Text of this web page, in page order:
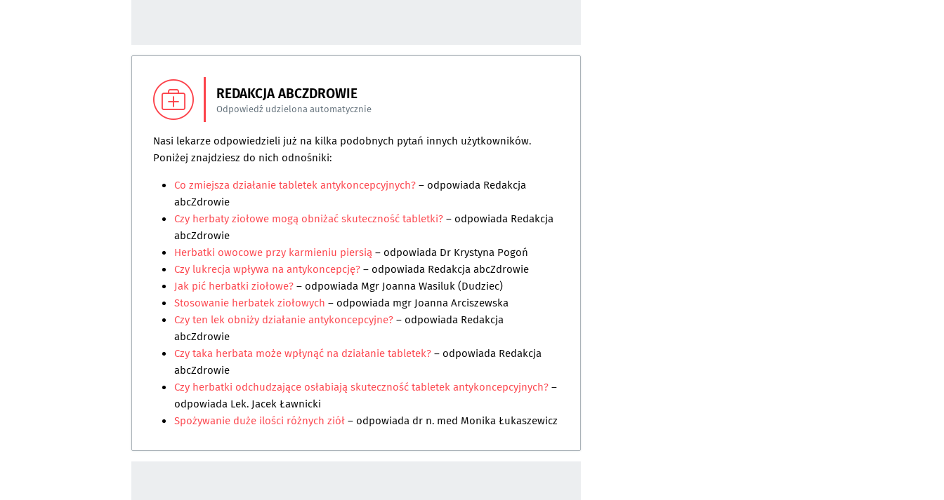
REDAKCJA ABCZDROWIE
Odpowiedź udzielona automatycznie
Nasi lekarze odpowiedzieli już na kilka podobnych pytań innych użytkowników.
Poniżej znajdziesz do nich odnośniki:
Co zmiejsza działanie tabletek antykoncepcyjnych?– odpowiada Redakcja
abcZdrowie
Czy herbaty ziołowe mogą obniżać skuteczność tabletki?– odpowiada Redakcja
abcZdrowie
Herbatki owocowe przy karmieniu piersią– odpowiada Dr Krystyna Pogoń
Czy lukrecja wpływa na antykoncepcję?– odpowiada Redakcja abcZdrowie
Jak pić herbatki ziołowe?– odpowiada Mgr Joanna Wasiluk (Dudziec)
Stosowanie herbatek ziołowych – odpowiada mgr Joanna Arciszewska
Czy ten lek obniży działanie antykoncepcyjne?– odpowiada Redakcja
abcZdrowie
Czy taka herbata może wpłynąć na działanie tabletek?– odpowiada Redakcja
abcZdrowie
Czy herbatki odchudzające osłabiają skuteczność tabletek antykoncepcyjnych?–
odpowiada Lek. Jacek Ławnicki
Spożywanie duże ilości różnych ziół– odpowiada dr n. med Monika Łukaszewicz